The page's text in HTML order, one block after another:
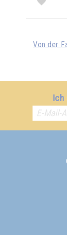
Von der
Ich